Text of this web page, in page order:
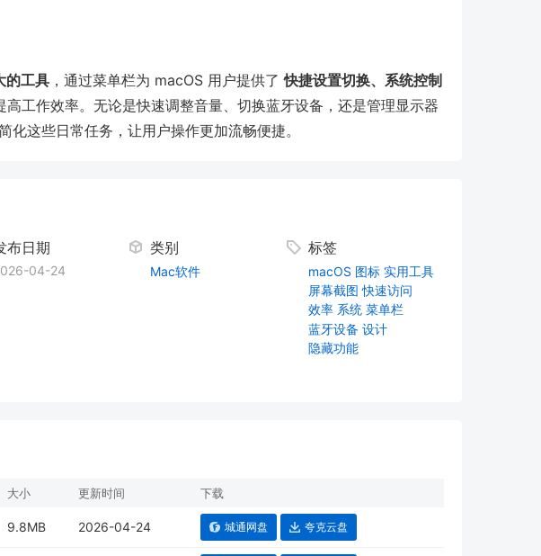
的工具 ，通过菜单栏为 macOS 用户提供了快捷设置切换、系统控制
高工作效率。无论是快速调整音量、切换蓝牙设备，还是管理显示器
这些日常任务，让用户操作更加流畅便捷。
布日期
04-24
类别
Mac软件
标签
macOS 图标 实用工具
屏幕截图 快速访问
效率 系统 菜单栏
蓝牙设备 设计
隐藏功能
大小 更新时间 下载
9.8MB 2026-04-24 城通网盘 夸克云盘